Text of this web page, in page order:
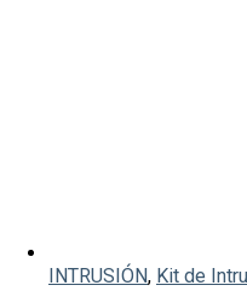
INTRUSIÓN, Kit de